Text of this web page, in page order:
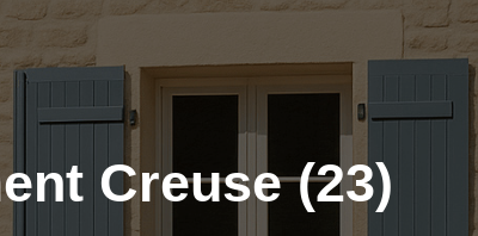
Creuse (23)